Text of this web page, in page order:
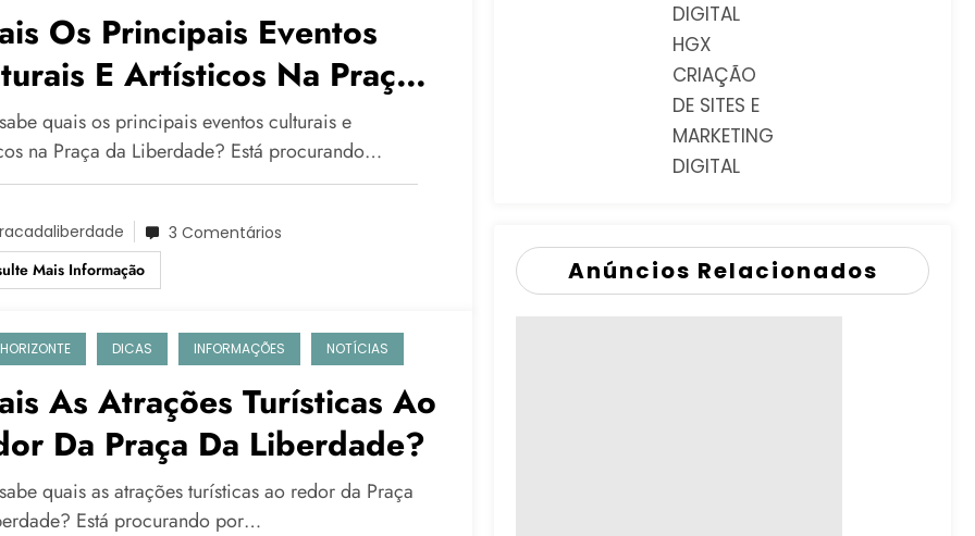
Os Principais Eventos
E Artísticos Na Praça
quais os principais eventos culturais e
na Praça da Liberdade? Está procurando…
3 Comentários
Mais Informação
DICAS INFORMAÇÕES NOTÍCIAS
As Atrações Turísticas Ao
Da Praça Da Liberdade?
quais as atrações turísticas ao redor da Praça
Está procurando por…
DIGITAL
HGX
CRIAÇÃO
DE SITES E
MARKETING
DIGITAL
Anúncios Relacionados